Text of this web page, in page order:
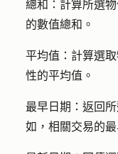
總和： 計算所選
的數值總和。
平均值： 計算選
性的平均值。
最早日期 ：返回
如，相關交易的